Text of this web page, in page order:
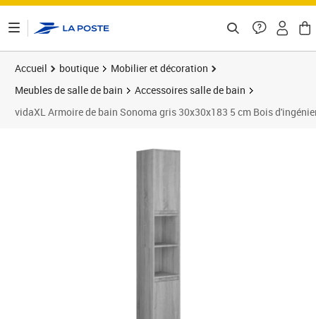
Accueil boutique
Mobilier et décoration
Meubles de salle de bain
Accessoires salle de bain
vidaXL Armoire de bain Sonoma gris 30x30x183 5 cm Bois